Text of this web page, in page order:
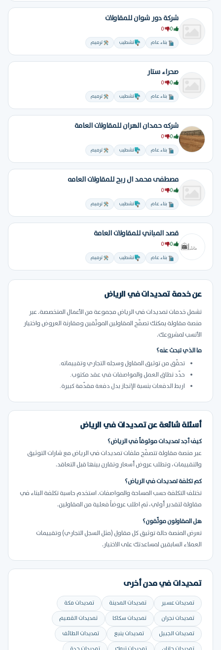
شركة دور شوان للمقاولات
بناء عام تشطيب ترميم
صحراء ستار
بناء عام تشطيب ترميم
شركه حمدان الهران للمقاولات العامة
بناء عام تشطيب ترميم
مصطفى محمد ال ربح للمقاولات العامه
بناء عام تشطيب ترميم
قصد المباني للمقاولات العامة
بناء عام تشطيب ترميم
عن خدمة تمديدات في الرياض
تشمل خدمات تمديدات في الرياض مجموعة من الأعمال المتخصصة. عبر
منصة مقاولة يمكنك تصفّح المقاولين الموثّقين ومقارنة العروض واختيار
الأنسب لمشروعك.
ما الذي تبحث عنه؟
تحقّق من توثيق المقاول وسجله التجاري وتقييماته.
حدّد نطاق العمل والمواصفات في عقد مكتوب.
اربط الدفعات بنسبة الإنجاز بدل دفعة مقدّمة كبيرة.
أسئلة شائعة عن تمديدات في الرياض
كيف أجد تمديدات موثوقاً في الرياض؟
عبر منصة مقاولة تتصفّح ملفات تمديدات في الرياض مع شارات التوثيق
والتقييمات، وتطلب عروض أسعار وتقارن بينها قبل التعاقد.
كم تكلفة تمديدات في الرياض؟
تختلف التكلفة حسب المساحة والمواصفات. استخدم حاسبة تكلفة البناء في
مقاولة لتقدير أولي، ثم اطلب عروضاً فعلية من المقاولين.
هل المقاولون موثّقون؟
تعرض المنصة حالة توثيق كل مقاول (مثل السجل التجاري) وتقييمات
العملاء السابقين لمساعدتك على الاختيار.
تمديدات في مدن أخرى
تمديدات عسير تمديدات المدينة
تمديدات مكة
تمديدات نجران
تمديدات سكاكا
تمديدات القصيم
تمديدات الجبيل
تمديدات ينبع
تمديدات الطائف